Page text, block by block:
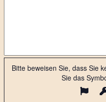
Bitte beweisen Sie, dass Sie
Sie das